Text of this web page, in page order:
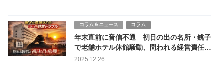
コラム＆ニュース コラム
年末直前に音信不通 初日の出の名所・銚子
で老舗ホテル休館騒動、問われる経営責任と
観光地の危機管理
2025.12.26